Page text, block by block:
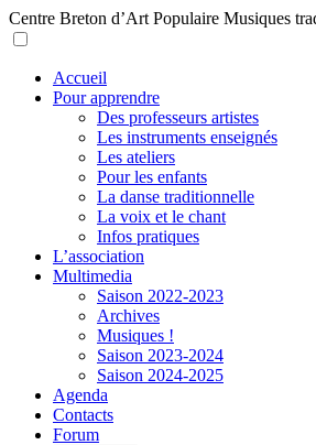
Centre Breton d’Art Populaire Musiques
Accueil
Pour apprendre
Des professeurs artistes
Les instruments enseignés
Les ateliers
Pour les enfants
La danse traditionnelle
La voix et le chant
Infos pratiques
L’association
Multimedia
Saison 2022-2023
Archives
Musiques !
Saison 2023-2024
Saison 2024-2025
Agenda
Contacts
Forum